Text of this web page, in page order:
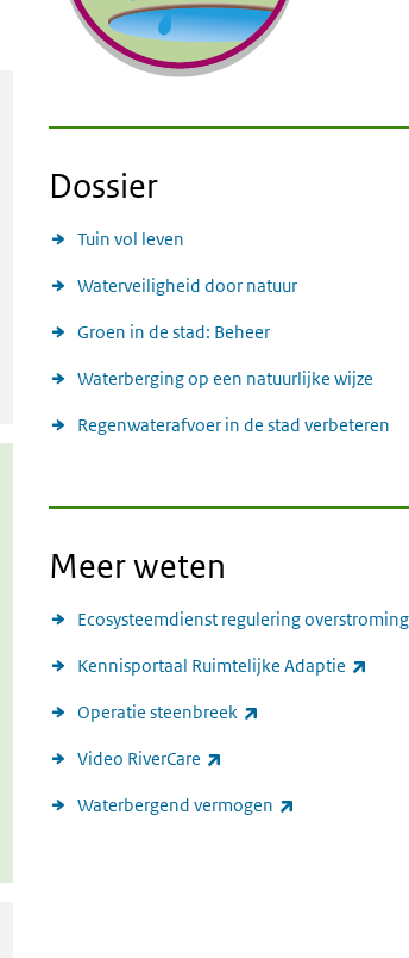
Dossier
Tuin vol leven
Waterveiligheid door natuur
Groen in de stad: Beheer
Waterberging op een natuurlijke wijze
Regenwaterafvoer in de stad verbeteren
Meer weten
Ecosysteemdienst regulering
Kennisportaal Ruimtelijke Adaptie
Operatie steenbreek
Video RiverCare
Waterbergend vermogen